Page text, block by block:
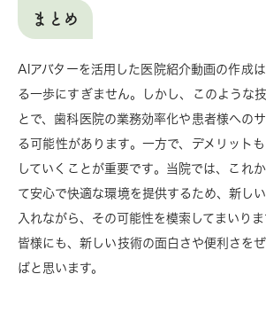
まとめ
AIアバターを活用した医院紹介動画の作成
る一歩にすぎません。しかし、このような
とで、歯科医院の業務効率化や患者様への
る可能性があります。一方で、デメリット
していくことが重要です。当院では、これ
て安心で快適な環境を提供するため、新し
入れながら、その可能性を模索してまいりま
皆様にも、新しい技術の面白さや便利さを
ばと思います。